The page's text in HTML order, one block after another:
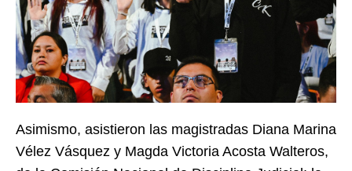
Asimismo, asistieron las magistradas Diana Marina
Vélez Vásquez y Magda Victoria Acosta Walteros,